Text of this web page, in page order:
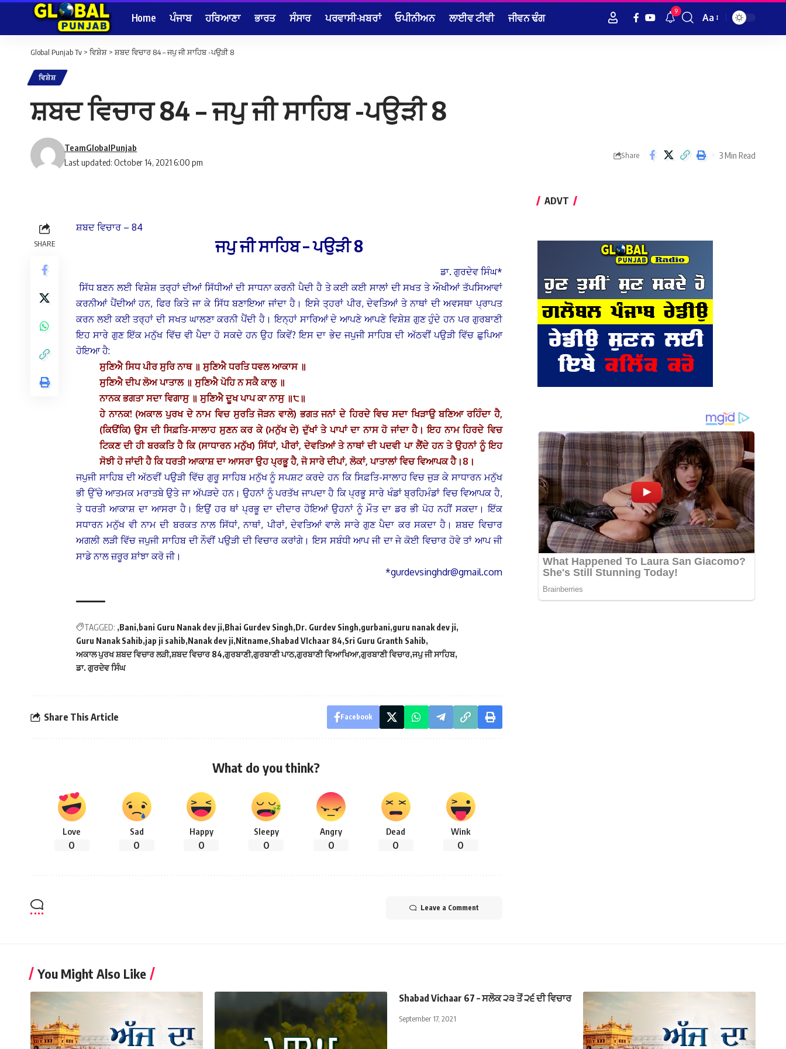
Home ਪੰਜਾਬ ਹਰਿਆਣਾ ਭਾਰਤ ਸੰਸਾਰ ਪਰਵਾਸੀ-ਖ਼ਬਰਾਂ ਓਪੀਨੀਅਨ ਲਾਈਵ ਟੀਵੀ ਜੀਵਨ ਢੰਗ 9
Font
Aa
Global Punjab Tv > ਵਿਸ਼ੇਸ਼ > ਸ਼ਬਦ ਵਿਚਾਰ 84 – ਜਪੁ ਜੀ ਸਾਹਿਬ -ਪਉੜੀ 8
ਵਿਸ਼ੇਸ਼
ਸ਼ਬਦ ਵਿਚਾਰ 84 – ਜਪੁ ਜੀ ਸਾਹਿਬ -ਪਉੜੀ 8
Last updated: October 14, 2021 6:00 pm
TeamGlobalPunjab
Share 3 Min Read
SHARE
ਸ਼ਬਦ ਵਿਚਾਰ – 84
ਜਪੁ ਜੀ ਸਾਹਿਬ – ਪਉੜੀ 8
ਡਾ. ਗੁਰਦੇਵ ਸਿੰਘ*
ਸਿੱਧ ਬਣਨ ਲਈ ਵਿਸ਼ੇਸ਼ ਤਰ੍ਹਾਂ ਦੀਆਂ ਸਿੱਧੀਆਂ ਦੀ ਸਾਧਨਾ ਕਰਨੀ ਪੈਦੀ ਹੈ ਤੇ ਕਈ ਕਈ ਸਾਲਾਂ ਦੀ ਸਖਤ ਤੇ ਔਖੀਆਂ ਤੱਪਸਿਆਵਾਂ
ਕਰਨੀਆਂ ਪੈਂਦੀਆਂ ਹਨ, ਫਿਰ ਕਿਤੇ ਜਾ ਕੇ ਸਿੱਧ ਬਣਾਇਆ ਜਾਂਦਾ ਹੈ। ਇਸੇ ਤ੍ਹਰਾਂ ਪੀਰ, ਦੇਵਤਿਆਂ ਤੇ ਨਾਥਾਂ ਦੀ ਅਵਸਥਾ ਪ੍ਰਾਪਤ
ਕਰਨ ਲਈ ਕਈ ਤਰ੍ਹਾਂ ਦੀ ਸਖਤ ਘਾਲਣਾ ਕਰਨੀ ਪੈਂਦੀ ਹੈ। ਇਨ੍ਹਾਂ ਸਾਰਿਆਂ ਦੇ ਆਪਣੇ ਆਪਣੇ ਵਿਸ਼ੇਸ਼ ਗੁਣ ਹੁੰਦੇ ਹਨ ਪਰ ਗੁਰਬਾਣੀ
ਇਹ ਸਾਰੇ ਗੁਣ ਇੱਕ ਮਨੁੱਖ ਵਿੱਚ ਵੀ ਪੈਦਾ ਹੋ ਸਕਦੇ ਹਨ ਉਹ ਕਿਵੇਂ? ਇਸ ਦਾ ਭੇਦ ਜਪੁਜੀ ਸਾਹਿਬ ਦੀ ਅੱਠਵੀਂ ਪਉੜੀ ਵਿੱਚ ਛੁਪਿਆ
ਹੋਇਆ ਹੈ:
ਸੁਣਿਐ ਸਿਧ ਪੀਰ ਸੁਰਿ ਨਾਥ ॥ ਸੁਣਿਐ ਧਰਤਿ ਧਵਲ ਆਕਾਸ ॥
ਸੁਣਿਐ ਦੀਪ ਲੋਅ ਪਾਤਾਲ ॥ ਸੁਣਿਐ ਪੋਹਿ ਨ ਸਕੈ ਕਾਲੁ ॥
ਨਾਨਕ ਭਗਤਾ ਸਦਾ ਵਿਗਾਸੁ ॥ ਸੁਣਿਐ ਦੂਖ ਪਾਪ ਕਾ ਨਾਸੁ ॥੮॥
ਹੇ ਨਾਨਕ! (ਅਕਾਲ ਪੁਰਖ ਦੇ ਨਾਮ ਵਿਚ ਸੁਰਤਿ ਜੋੜਨ ਵਾਲੇ) ਭਗਤ ਜਨਾਂ ਦੇ ਹਿਰਦੇ ਵਿਚ ਸਦਾ ਖਿੜਾਉ ਬਣਿਆ ਰਹਿੰਦਾ ਹੈ,
(ਕਿੳਂਕਿ) ਉਸ ਦੀ ਸਿਫ਼ਤਿ-ਸਾਲਾਹ ਸੁਣਨ ਕਰ ਕੇ (ਮਨੁੱਖ ਦੇ) ਦੁੱਖਾਂ ਤੇ ਪਾਪਾਂ ਦਾ ਨਾਸ ਹੋ ਜਾਂਦਾ ਹੈ। ਇਹ ਨਾਮ ਹਿਰਦੇ ਵਿਚ
ਟਿਕਣ ਦੀ ਹੀ ਬਰਕਤਿ ਹੈ ਕਿ (ਸਾਧਾਰਨ ਮਨੁੱਖ) ਸਿੱਧਾਂ, ਪੀਰਾਂ, ਦੇਵਤਿਆਂ ਤੇ ਨਾਥਾਂ ਦੀ ਪਦਵੀ ਪਾ ਲੈਂਦੇ ਹਨ ਤੇ ਉਹਨਾਂ ਨੂੰ ਇਹ
ਸੋਝੀ ਹੋ ਜਾਂਦੀ ਹੈ ਕਿ ਧਰਤੀ ਆਕਾਸ਼ ਦਾ ਆਸਰਾ ਉਹ ਪ੍ਰਭੂ ਹੈ, ਜੋ ਸਾਰੇ ਦੀਪਾਂ, ਲੋਕਾਂ, ਪਾਤਾਲਾਂ ਵਿਚ ਵਿਆਪਕ ਹੈ।8।
ਜਪੁਜੀ ਸਾਹਿਬ ਦੀ ਅੱਠਵੀਂ ਪਉੜੀ ਵਿੱਚ ਗੁਰੂ ਸਾਹਿਬ ਮਨੁੱਖ ਨੂੰ ਸਪਸ਼ਟ ਕਰਦੇ ਹਨ ਕਿ ਸਿਫ਼ਤਿ-ਸਾਲਾਹ ਵਿਚ ਜੁੜ ਕੇ ਸਾਧਾਰਨ ਮਨੁੱਖ
ਭੀ ਉੱਚੇ ਆਤਮਕ ਮਰਾਤਬੇ ਉਤੇ ਜਾ ਅੱਪੜਦੇ ਹਨ। ਉਹਨਾਂ ਨੂੰ ਪਰਤੱਖ ਜਾਪਦਾ ਹੈ ਕਿ ਪ੍ਰਭੂ ਸਾਰੇ ਖੰਡਾਂ ਬ੍ਰਹਿਮੰਡਾਂ ਵਿਚ ਵਿਆਪਕ ਹੈ,
ਤੇ ਧਰਤੀ ਆਕਾਸ਼ ਦਾ ਆਸਰਾ ਹੈ। ਇਉਂ ਹਰ ਥਾਂ ਪ੍ਰਭੂ ਦਾ ਦੀਦਾਰ ਹੋਇਆਂ ਉਹਨਾਂ ਨੂੰ ਮੌਤ ਦਾ ਡਰ ਭੀ ਪੋਹ ਨਹੀਂ ਸਕਦਾ। ਇੱਕ
ਸਧਾਰਨ ਮਨੁੱਖ ਵੀ ਨਾਮ ਦੀ ਬਰਕਤ ਨਾਲ ਸਿੱਧਾਂ, ਨਾਥਾਂ, ਪੀਰਾਂ, ਦੇਵਤਿਆਂ ਵਾਲੇ ਸਾਰੇ ਗੁਣ ਪੈਦਾ ਕਰ ਸਕਦਾ ਹੈ। ਸ਼ਬਦ ਵਿਚਾਰ
ਅਗਲੀ ਲੜੀ ਵਿੱਚ ਜਪੁਜੀ ਸਾਹਿਬ ਦੀ ਨੌਵੀਂ ਪਉੜੀ ਦੀ ਵਿਚਾਰ ਕਰਾਂਗੇ। ਇਸ ਸਬੰਧੀ ਆਪ ਜੀ ਦਾ ਜੇ ਕੋਈ ਵਿਚਾਰ ਹੋਵੇ ਤਾਂ ਆਪ ਜੀ
ਸਾਡੇ ਨਾਲ ਜ਼ਰੂਰ ਸ਼ਾਂਝਾ ਕਰੋ ਜੀ।
*gurdevsinghdr@gmail.com
TAGGED: Bani bani Guru Nanak dev ji Bhai Gurdev Singh Dr. Gurdev Singh gurbani guru nanak dev ji
Guru Nanak Sahib jap ji sahib Nanak dev ji Nitname Shabad VIchaar 84 Sri Guru Granth Sahib
ਅਕਾਲ ਪੁਰਖ ਸ਼ਬਦ ਵਿਚਾਰ ਲੜੀ ਸ਼ਬਦ ਵਿਚਾਰ 84 ਗੁਰਬਾਣੀ ਗੁਰਬਾਣੀ ਪਾਠ ਗੁਰਬਾਣੀ ਵਿਆਖਿਆ ਗੁਰਬਾਣੀ ਵਿਚਾਰ ਜਪੁ ਜੀ ਸਾਹਿਬ
ਡਾ. ਗੁਰਦੇਵ ਸਿੰਘ
Share This Article Facebook
What do you think?
Love
0
Sad
0
Happy
0
Sleepy
0
Angry
0
Dead
0
Wink
0
Leave a Comment
ADVT
You Might Also Like
Shabad Vichaar 67 – ਸਲੋਕ ੨੩ ਤੋਂ ੨੬ ਦੀ ਵਿਚਾਰ
September 17, 2021